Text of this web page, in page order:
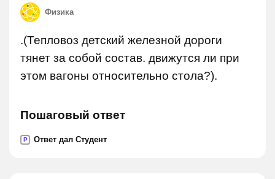
Физика
.(Тепловоз детский железной дороги
тянет за собой состав. движутся ли при
этом вагоны относительно стола?).
Пошаговый ответ
P Ответ дал Студент